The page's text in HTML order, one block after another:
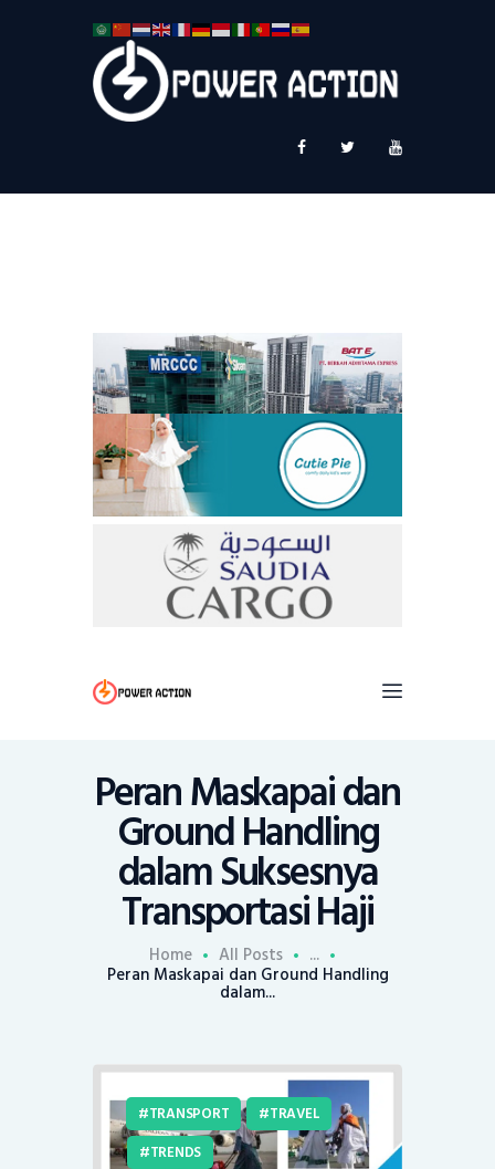
Peran Maskapai dan
Ground Handling
dalam Suksesnya
Transportasi Haji
Home All Posts ...
Peran Maskapai dan Ground Handling
dalam...
Service Plus
TRANSPORT
TRAVEL
TRENDS